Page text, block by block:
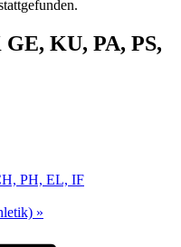
KU, PA, PS,
PH, EL, IF
»